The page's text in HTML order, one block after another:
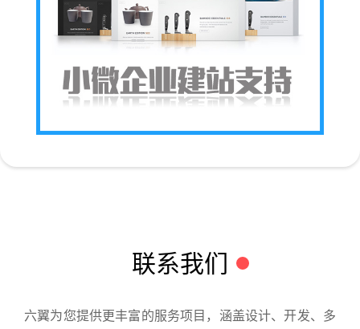
联系我们
六翼为您提供更丰富的服务项目，涵盖设计、开发、多